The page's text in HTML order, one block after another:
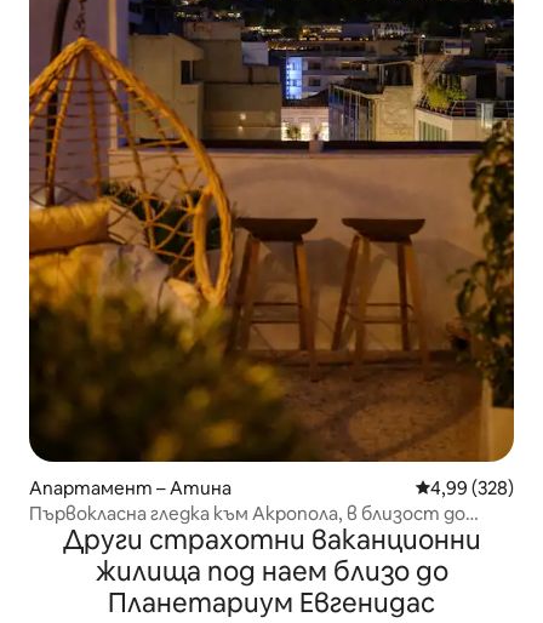
Апартамент – Атина Средна
4,99 (328)
Първокласна гледка към Акропола, в близост до
исторически забележителности!
Други страхотни ваканционни
жилища под наем близо до
Планетариум Евгенидас